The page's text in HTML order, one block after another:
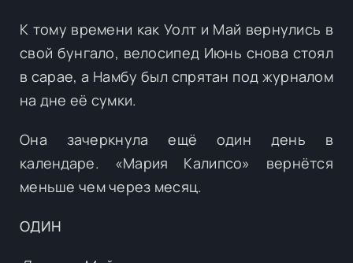
К тому времени как Уолт и Май вернулись в
свой бунгало, велосипед Июнь снова стоял
в сарае, а Намбу был спрятан под журналом
на дне её сумки.
Она зачеркнула ещё один день в
календаре. «Мария Калипсо» вернётся
меньше чем через месяц.
ОДИН